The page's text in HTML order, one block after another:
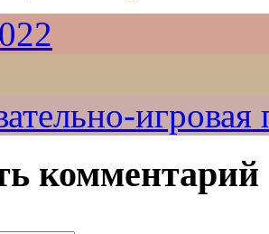
комментарий